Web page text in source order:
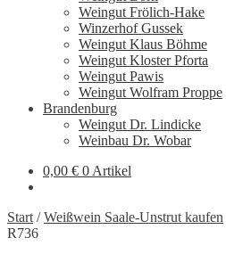
Weingut Frölich-Hake
Winzerhof Gussek
Weingut Klaus Böhme
Weingut Kloster Pforta
Weingut Pawis
Weingut Wolfram Proppe
Brandenburg
Weingut Dr. Lindicke
Weinbau Dr. Wobar
0,00 € 0 Artikel
Start /Weißwein Saale-Unstrut kaufen
R736